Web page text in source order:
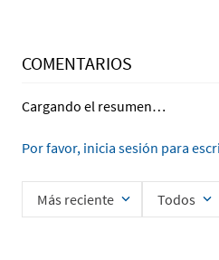
COMENTARIOS
Cargando el resumen…
Por favor, inicia sesión para
Más reciente Todos